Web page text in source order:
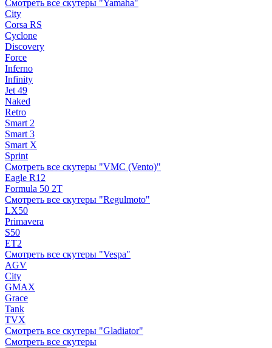
Смотреть все скутеры "Yamaha"
City
Corsa RS
Cyclone
Discovery
Force
Inferno
Infinity
Jet 49
Naked
Retro
Smart 2
Smart 3
Smart X
Sprint
Смотреть все скутеры "VMC (Vento)"
Eagle R12
Formula 50 2Т
Смотреть все скутеры "Regulmoto"
LX50
Primavera
S50
ET2
Смотреть все скутеры "Vespa"
AGV
City
GMAX
Grace
Tank
TVX
Смотреть все скутеры "Gladiator"
Смотреть все скутеры